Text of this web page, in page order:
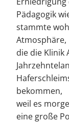
Pädagogik
stammte
Atmosphäre,
die die Klinik
bekommen,
weil es
eine große